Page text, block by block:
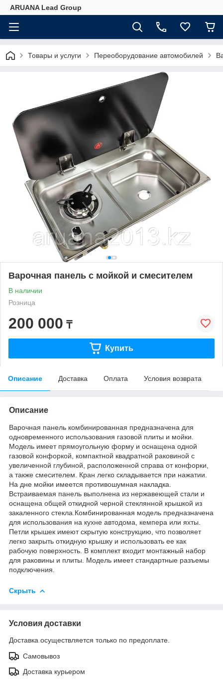
ARUANA Lead Group
Товары и услуги Переоборудование автомобилей
Варочная панель с мойкой и смесителем
В наличии
Розница
200 000 ₸
Купить
Описание Доставка Оплата Условия возврата
Описание
Варочная панель комбинированная предназначена для
одновременного использования газовой плиты и мойки.
Модель имеет прямоугольную форму и оснащена одной
газовой конфоркой, компактной квадратной раковиной с
увеличенной глубиной, расположенной справа от конфорки,
а также смесителем. Кран легко складывается при нажатии.
На дне мойки имеется противошумная накладка.
Встраиваемая панель выполнена из нержавеющей стали и
оснащена общей откидной черной стеклянной крышкой из
закаленного стекла.Комбинированная модель предназначена
для использования на кухне автодома, кемпера или яхты.
Петли крышек имеют скрытую конструкцию, что позволяет
легко закрыть откидную крышку и использовать ее как
рабочую поверхность. В комплект входит монтажный набор
для раковины и плиты. Модель имеет стандартные разъемы
подключения.
Скрыть
Условия доставки
Доставка осуществляется только по предоплате.
Самовывоз
Доставка курьером